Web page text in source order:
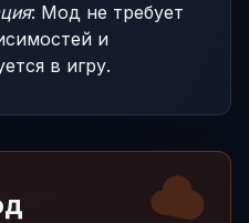
: Мод не требует
и
в игру.